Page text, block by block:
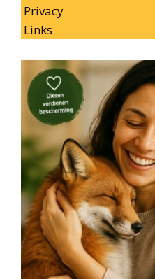
Privacy
Links